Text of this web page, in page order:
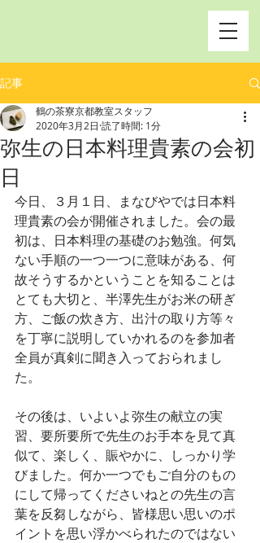
記事
弥生の日本料理貴素の会初
日
鶴の茶寮京都教室スタッフ
2020年3月2日 読了時間: 1分
今日、３月１日、まなびやでは日本料
理貴素の会が開催されました。会の最
初は、日本料理の基礎のお勉強。何気
ない手順の一つ一つに意味がある、何
故そうするかということを知ることは
とても大切と、半澤先生がお米の研ぎ
方、ご飯の炊き方、出汁の取り方等々
を丁寧に説明していかれるのを参加者
全員が真剣に聞き入っておられまし
た。
その後は、いよいよ弥生の献立の実
習、要所要所で先生のお手本を見て真
似て、楽しく、賑やかに、しっかり学
びました。何か一つでもご自分のもの
にして帰ってくださいねとの先生の言
葉を反芻しながら、皆様思い思いのポ
イントを思い浮かべられたのではない